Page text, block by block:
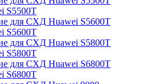
S5500T
для СХД Huawei S5600T
S5600T
для СХД Huawei S5800T
S5800T
для СХД Huawei S6800T
S6800T